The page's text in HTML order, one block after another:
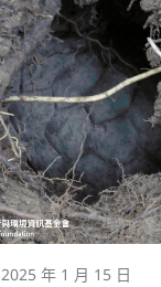
2025 年 1 月 15 日